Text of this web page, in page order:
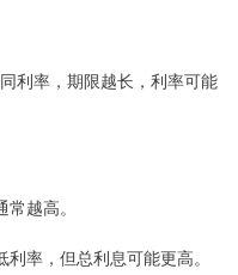
利率，期限越长，利率可能
越高。
率，但总利息可能更高。